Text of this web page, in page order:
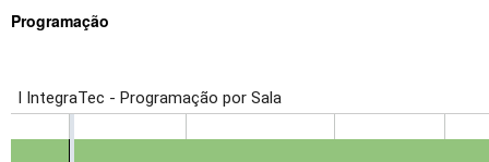
Programação